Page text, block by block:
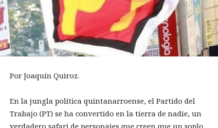
Por Joaquín Quiroz.
En la jungla política quintanarroense, el Partido del
Trabajo (PT) se ha convertido en la tierra de nadie, un
verdadero safari de personajes que creen que un soplo